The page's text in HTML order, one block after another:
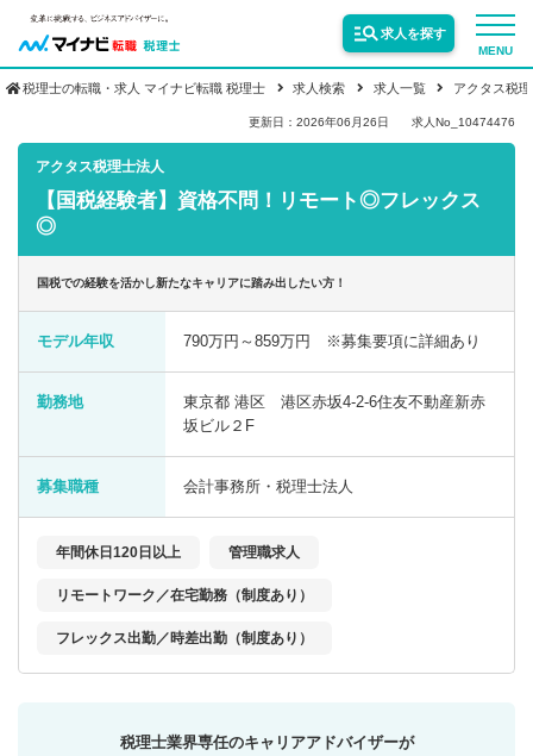
MENU
求人を探す
転職お役立ち情報
業界情報
税理士の転職・求人 マイナビ転職 税理士 求人検索 求人一覧 アクタス税
更新日：2026年06月26日 求人No_10474476
アクタス税理士法人
【国税経験者】資格不問！リモート◎フレックス
◎
国税での経験を活かし新たなキャリアに踏み出したい方！
モデル年収 790万円～859万円 ※募集要項に詳細あり
勤務地
東京都 港区 港区赤坂4-2-6住友不動産新赤
坂ビル２F
募集職種 会計事務所・税理士法人
年間休日120日以上 管理職求人
リモートワーク／在宅勤務（制度あり）
フレックス出勤／時差出勤（制度あり）
税理士業界専任のキャリアアドバイザーが